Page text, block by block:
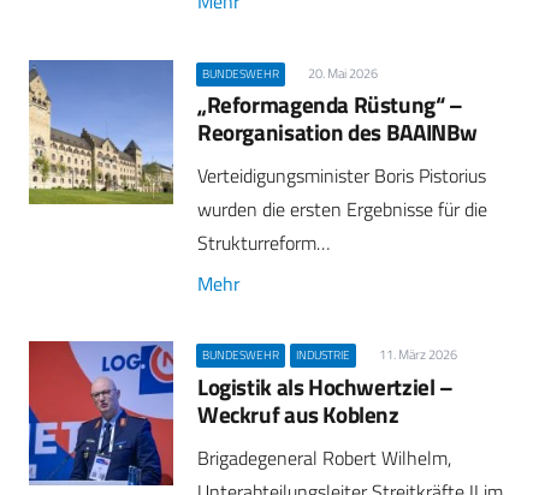
BUNDESWEHR 20. Mai 2026
„Reformagenda Rüstung“ –
Reorganisation des BAAINBw
Verteidigungsminister Boris Pistorius
wurden die ersten Ergebnisse für die
Strukturreform…
Mehr
BUNDESWEHR INDUSTRIE 11. März 2026
Logistik als Hochwertziel –
Weckruf aus Koblenz
Brigadegeneral Robert Wilhelm,